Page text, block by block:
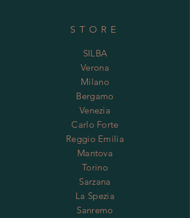
STORE
SILBA
Verona
Milano
Bergamo
Venezia
Carlo Forte
Reggio Emilia
Mantova
Torino
Sarzana
La Spezia
Sanremo